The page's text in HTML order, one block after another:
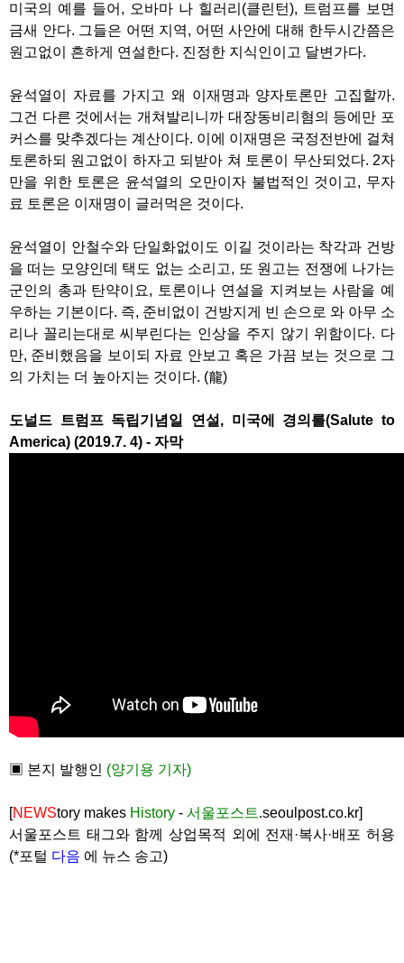
미국의 예를 들어, 오바마 나 힐러리(클린턴), 트럼프를 보면
금새 안다. 그들은 어떤 지역, 어떤 사안에 대해 한두시간쯤은
원고없이 흔하게 연설한다. 진정한 지식인이고 달변가다.
윤석열이 자료를 가지고 왜 이재명과 양자토론만 고집할까.
그건 다른 것에서는 개쳐발리니까 대장동비리혐의 등에만 포
커스를 맞추겠다는 계산이다. 이에 이재명은 국정전반에 걸쳐
토론하되 원고없이 하자고 되받아 쳐 토론이 무산되었다. 2자
만을 위한 토론은 윤석열의 오만이자 불법적인 것이고, 무자
료 토론은 이재명이 글러먹은 것이다.
윤석열이 안철수와 단일화없이도 이길 것이라는 착각과 건방
을 떠는 모양인데 택도 없는 소리고, 또 원고는 전쟁에 나가는
군인의 총과 탄약이요, 토론이나 연설을 지켜보는 사람을 예
우하는 기본이다. 즉, 준비없이 건방지게 빈 손으로 와 아무 소
리나 꼴리는대로 씨부린다는 인상을 주지 않기 위함이다. 다
만, 준비했음을 보이되 자료 안보고 혹은 가끔 보는 것으로 그
의 가치는 더 높아지는 것이다. (龍)
도널드 트럼프 독립기념일 연설, 미국에 경의를(Salute to
America) (2019.7. 4) - 자막
▣ 본지 발행인 (양기용 기자)
[NEWStory makes History - 서울포스트.seoulpost.co.kr]
서울포스트 태그와 함께 상업목적 외에 전재·복사·배포 허용
(*포털 다음 에 뉴스 송고)